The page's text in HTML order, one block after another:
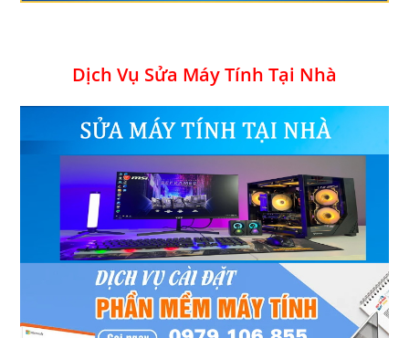
Dịch Vụ Sửa Máy Tính Tại Nhà